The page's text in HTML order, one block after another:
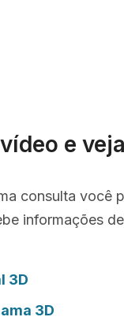
e
consulta você
informações
3D
3D